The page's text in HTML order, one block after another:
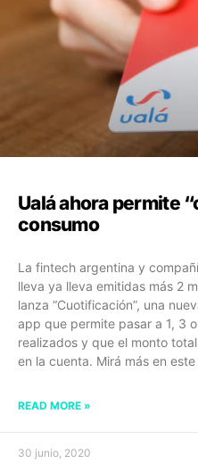
Ualá ahora permite
consumo
La fintech argentina y
lleva ya lleva emitidas más 2
lanza “Cuotificación”, una
app que permite pasar a 1, 3
realizados y que el monto
en la cuenta. Mirá más en
READ MORE »
30 junio, 2020